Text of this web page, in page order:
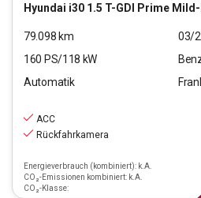
Hyundai i30 1.5 T-GDI Prime Mild-Hybrid (EURO
79.098 km
03/
160 PS/118 kW
Automatik
ACC
Rückfahrkamera
Energieverbrauch (kombiniert): k.A.
CO₂-Emissionen kombiniert: k.A.
CO₂-Klasse: